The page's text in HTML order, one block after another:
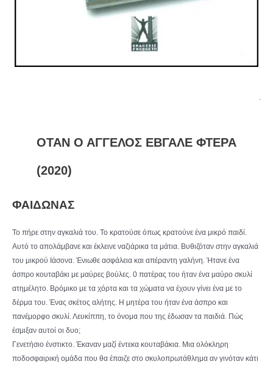
ΟΤΑΝ Ο ΑΓΓΕΛΟΣ ΕΒΓΑΛΕ ΦΤΕΡΑ
(2020)
ΦΑΙΔΩΝΑΣ
Το πήρε στην αγκαλιά του. Το κρατούσε όπως κρατούνε ένα μικρό παιδί.
Αυτό το απολάμβανε και έκλεινε ναζιάρικα τα μάτια. Βυθιζόταν στην αγκαλιά
του μικρού Ιάσονα. Ένιωθε ασφάλεια και απέραντη γαλήνη. Ήτανε ένα
άσπρο κουταβάκι με μαύρες βούλες. 0 πατέρας του ήταν ένα μαύρο σκυλί
ατημέλητο. Βρόμικο με τα χόρτα και τα χώματα να έχουν γίνει ένα με το
δέρμα του. Ένας σκέτος αλήτης. Η μητέρα του ήταν ένα άσπρο και
πανέμορφο σκυλί. Λευκίππη, το όνομα που της έδωσαν τα παιδιά. Πώς
έσμιξαν αυτοί οι δυο;
Γενετήσιο ένστικτο. Έκαναν μαζί έντεκα κουταβάκια. Μια ολόκληρη
ποδοσφαιρική ομάδα που θα έπαιζε στο σκυλοπρωτάθλημα αν γινόταν κάτι